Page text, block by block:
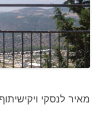
מאיר לנסקי ויקישיתוף